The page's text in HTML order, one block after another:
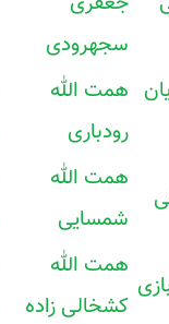
سجهرودی
همت الله
رودباری
همت الله
شمسایی
همت الله
کشخالی زاده